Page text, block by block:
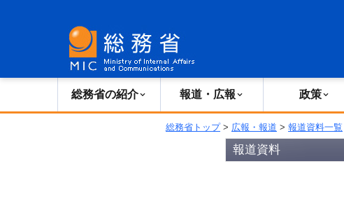
総務省の紹介 報道・広報 政策
総務省トップ> 広報・報道 > 報道資料一覧
報道資料